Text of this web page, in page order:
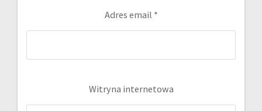
Adres email *
Witryna internetowa